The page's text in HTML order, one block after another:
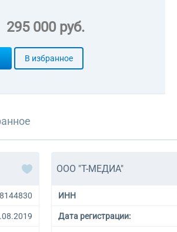
295 000 руб.
В избранное
ООО "Т-МЕДИА"
ИНН
Дата регистрации: